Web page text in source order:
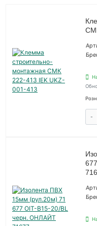
-